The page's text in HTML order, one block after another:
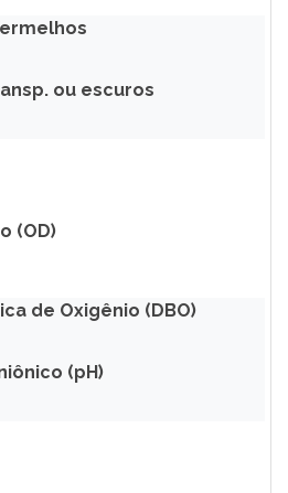
ou escuros
(OD)
de Oxigênio (DBO)
(pH)